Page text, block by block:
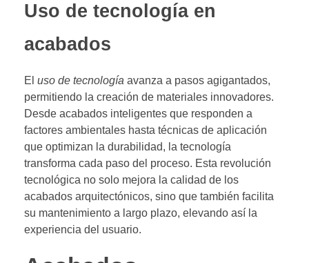
Uso de tecnología en
acabados
El uso de tecnología avanza a pasos agigantados,
permitiendo la creación de materiales innovadores.
Desde acabados inteligentes que responden a
factores ambientales hasta técnicas de aplicación
que optimizan la durabilidad, la tecnología
transforma cada paso del proceso. Esta revolución
tecnológica no solo mejora la calidad de los
acabados arquitectónicos, sino que también facilita
su mantenimiento a largo plazo, elevando así la
experiencia del usuario.